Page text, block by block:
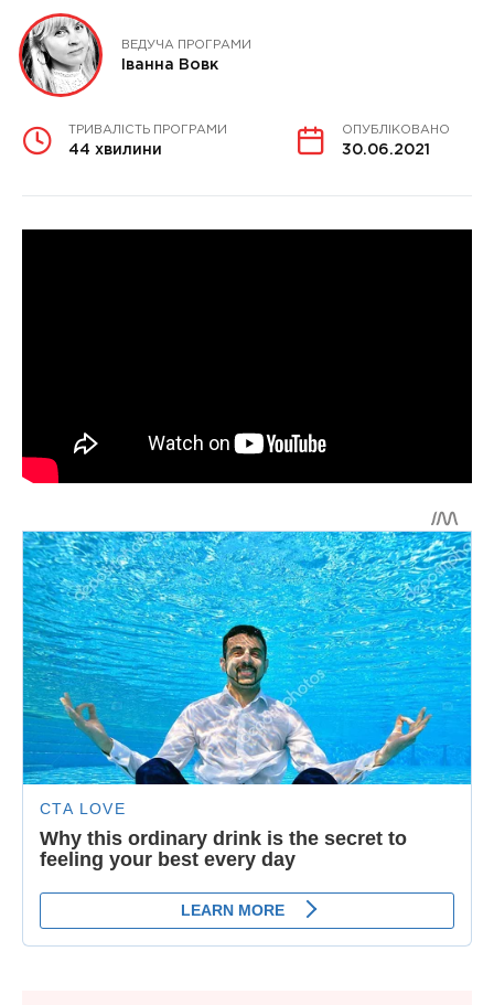
ВЕДУЧА ПРОГРАМИ
Іванна Вовк
ТРИВАЛІСТЬ ПРОГРАМИ
44 хвилини
ОПУБЛІКОВАНО
30.06.2021